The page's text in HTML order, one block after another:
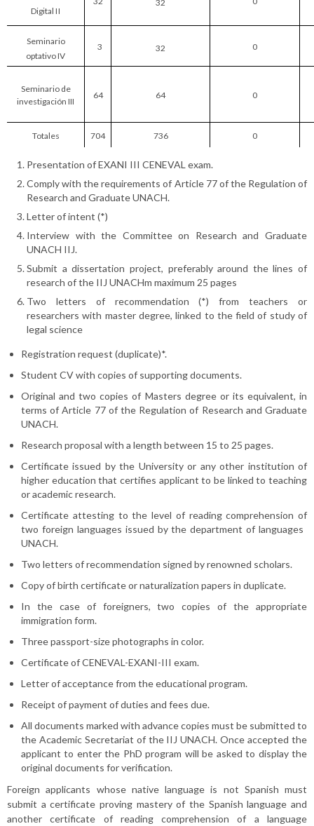
DigitalII
32
Seminario
optativo IV
3 32 0
Seminario de
investigación III
64 64 0
Totales 704 736 0
Presentation of EXANI III CENEVAL exam.
Comply with the requirements of Article 77 of the Regulation of
Research and Graduate UNACH.
Letter of intent (*)
Interview with the Committee on Research and Graduate
UNACH IIJ.
Submit a dissertation project, preferably around the lines of
research of the IIJ UNACHm maximum 25 pages
Two letters of recommendation (*) from teachers or
researchers with master degree, linked to the field of study of
legal science
Registration request (duplicate)*.
Student CV with copies of supporting documents.
Original and two copies of Masters degree or its equivalent, in
terms of Article 77 of the Regulation of Research and Graduate
UNACH.
Research proposal with a length between 15 to 25 pages.
Certificate issued by the University or any other institution of
higher education that certifies applicant to be linked to teaching
or academic research.
Certificate attesting to the level of reading comprehension of
two foreign languages ​​issued by the department of languages ​​
UNACH.
Two letters of recommendation signed by renowned scholars.
Copy of birth certificate or naturalization papers in duplicate.
In the case of foreigners, two copies of the appropriate
immigration form.
Three passport-size photographs in color.
Certificate of CENEVAL-EXANI-III exam.
Letter of acceptance from the educational program.
Receipt of payment of duties and fees due.
All documents marked with advance copies must be submitted to
the Academic Secretariat of the IIJ UNACH. Once accepted the
applicant to enter the PhD program will be asked to display the
original documents for verification.
Foreign applicants whose native language is not Spanish must
submit a certificate proving mastery of the Spanish language and
another certificate of reading comprehension of a language